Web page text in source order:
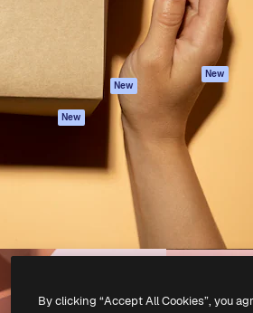
Gerador de vídeos
Conteúdo de stock
Claude/ChatGPT
New
Agentes New
App móvel
Todas as
condições
Política de
privacidade
Originais New
Política de cookies
Central de
confiabilidade
Afiliados
Empresas
Todos os direitos reservados.
By clicking “Accept All Cookies”, you